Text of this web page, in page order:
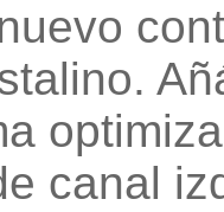
canal